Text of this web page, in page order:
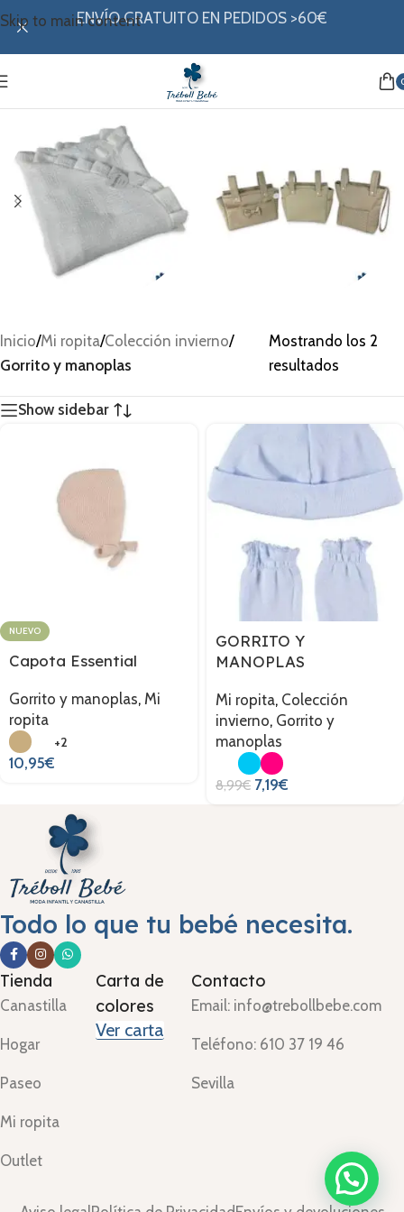
Skip to main contentENVÍO GRATUITO EN PEDIDOS >60€
Inicio/Mi ropita/Colección invierno/
Gorrito y manoplas
Mostrando los 2
resultados
Show sidebar
NUEVO
Capota Essential
Gorrito y manoplas, Mi
ropita
+2
10,95€
GORRITO Y
MANOPLAS
Mi ropita, Colección
invierno, Gorrito y
manoplas
8,99€ 7,19€
Todo lo que tu bebé necesita.
Tienda
Canastilla
Hogar
Paseo
Mi ropita
Outlet
Carta de
colores
Ver carta
Contacto
Email: info@trebollbebe.com
Teléfono: 610 37 19 46
Sevilla